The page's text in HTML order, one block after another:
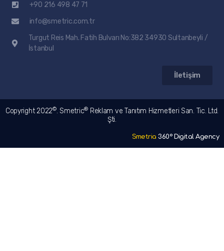
+90 216 498 47 71
info@smetric.com.tr
Turgut Reis Mah. Fatih Bulvarı No:382 34930 Sultanbeyli /
İstanbul
İletişim
Copyright 2022©. Smetric® Reklam ve Tanıtım Hizmetleri San. Tic. Ltd.
Şti.
Smetria 360° Digital Agency